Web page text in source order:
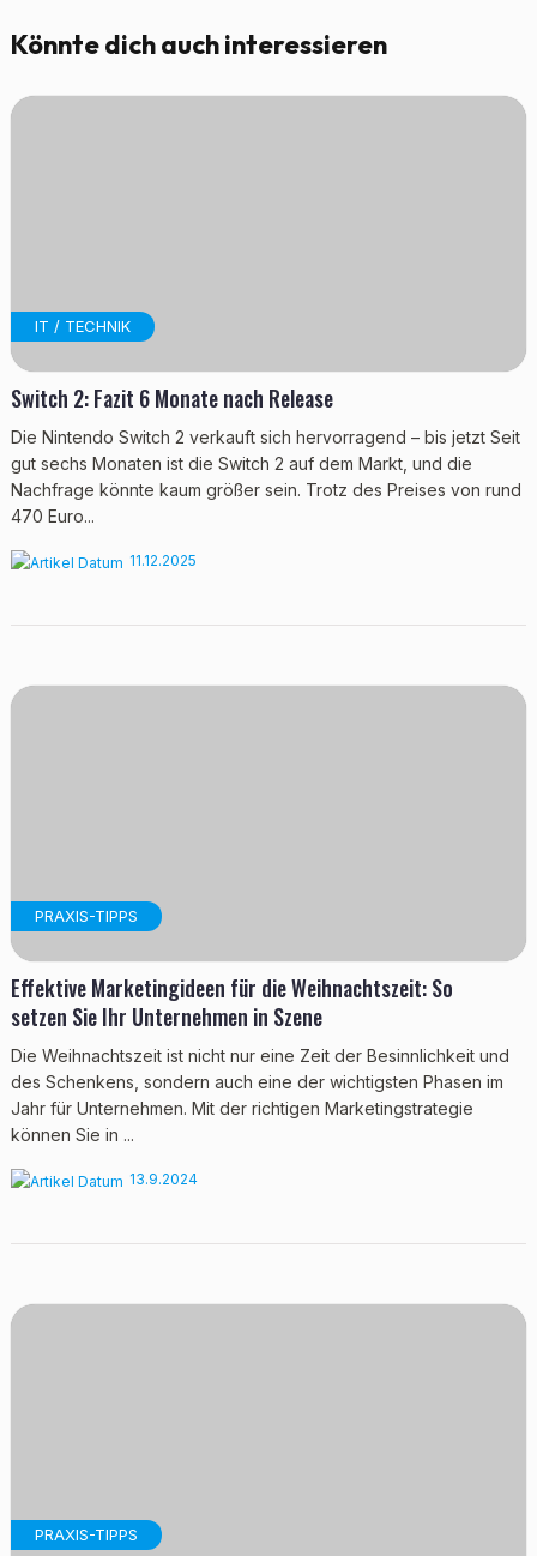
Könnte dich auch interessieren
IT / TECHNIK
Switch 2: Fazit 6 Monate nach Release
Die Nintendo Switch 2 verkauft sich hervorragend – bis jetzt Seit
gut sechs Monaten ist die Switch 2 auf dem Markt, und die
Nachfrage könnte kaum größer sein. Trotz des Preises von rund
470 Euro...
11.12.2025
PRAXIS-TIPPS
Effektive Marketingideen für die Weihnachtszeit: So
setzen Sie Ihr Unternehmen in Szene
Die Weihnachtszeit ist nicht nur eine Zeit der Besinnlichkeit und
des Schenkens, sondern auch eine der wichtigsten Phasen im
Jahr für Unternehmen. Mit der richtigen Marketingstrategie
können Sie in ...
13.9.2024
PRAXIS-TIPPS